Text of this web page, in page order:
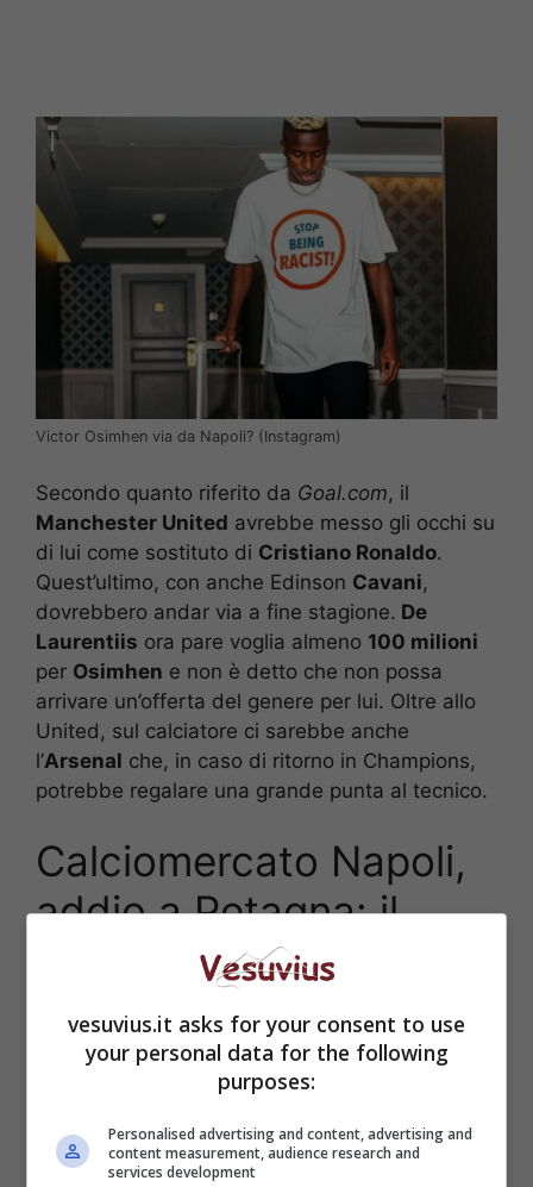
Victor Osimhen via da Napoli? (Instagram)
Secondo quanto riferito da Goal.com, il
Manchester United avrebbe messo gli occhi su
di lui come sostituto di Cristiano Ronaldo.
Quest’ultimo, con anche Edinson Cavani,
dovrebbero andar via a fine stagione. De
Laurentiis ora pare voglia almeno 100 milioni
per Osimhen e non è detto che non possa
arrivare un’offerta del genere per lui. Oltre allo
United, sul calciatore ci sarebbe anche
l’Arsenal che, in caso di ritorno in Champions,
potrebbe regalare una grande punta al tecnico.
Calciomercato Napoli,
addio a Petagna: il
sostituto
vesuvius.it asks for your consent to use
your personal data for the following
purposes:
Personalised advertising and content, advertising and
content measurement, audience research and
services development